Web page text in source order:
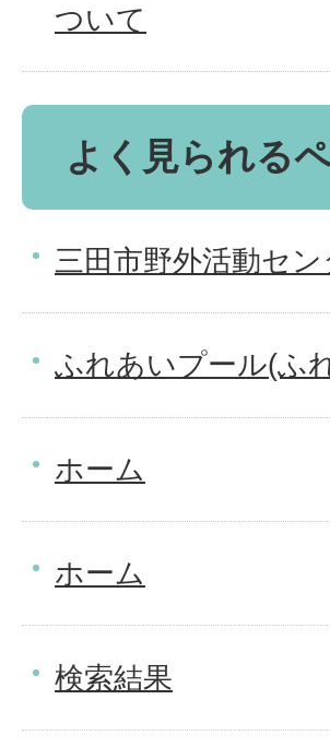
ついて
よく見られる
三田市野外活動セン
ふれあいプール(ふ
ホーム
ホーム
検索結果